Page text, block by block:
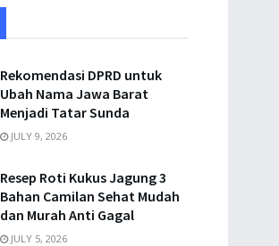
Rekomendasi DPRD untuk
Ubah Nama Jawa Barat
Menjadi Tatar Sunda
JULY 9, 2026
Resep Roti Kukus Jagung 3
Bahan Camilan Sehat Mudah
dan Murah Anti Gagal
JULY 5, 2026